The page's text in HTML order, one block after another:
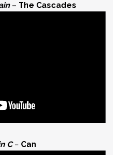
– The Cascades
C– Can